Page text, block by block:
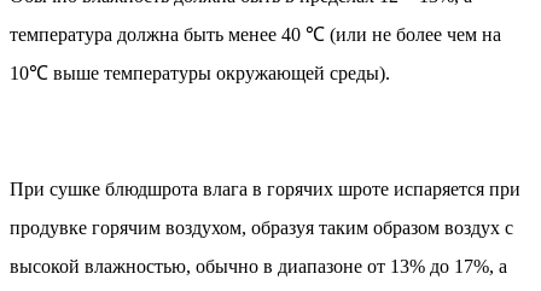
температура должна быть менее 40 ℃ (или не более чем на
10℃ выше температуры окружающей среды).
При сушке блюдшрота влага в горячих шроте испаряется при
продувке горячим воздухом, образуя таким образом воздух с
высокой влажностью, обычно в диапазоне от 13% до 17%, а